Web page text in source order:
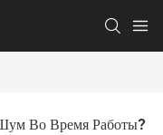
Во Время Работы?